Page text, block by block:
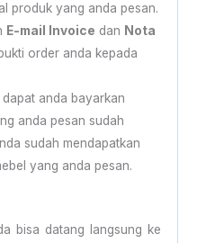
produk yang anda pesan.
E-mail Invoice dan Nota
order anda kepada
dapat anda bayarkan
anda pesan sudah
sudah mendapatkan
yang anda pesan.
bisa datang langsung ke